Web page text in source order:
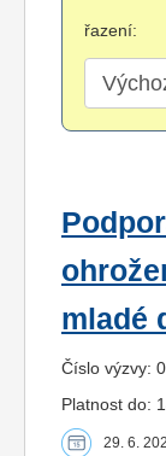
řazení:
mladé
Číslo výzvy:
Platnost do:
29. 6.